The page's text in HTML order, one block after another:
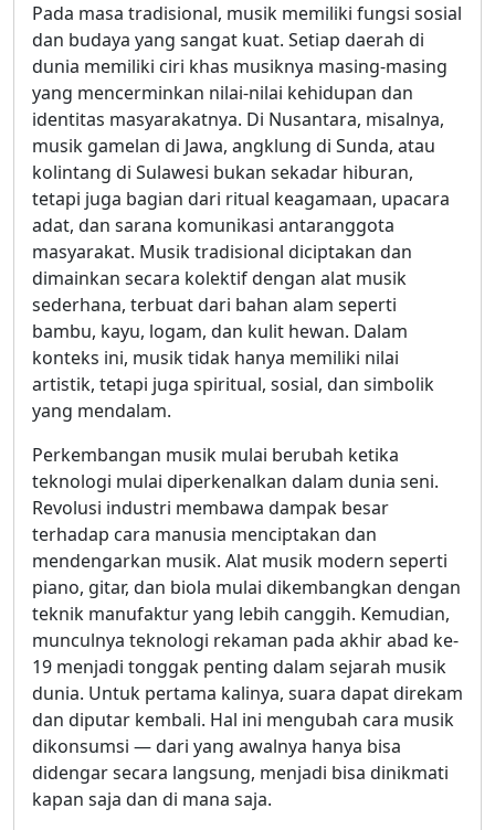
Pada masa tradisional, musik memiliki fungsi sosial
dan budaya yang sangat kuat. Setiap daerah di
dunia memiliki ciri khas musiknya masing-masing
yang mencerminkan nilai-nilai kehidupan dan
identitas masyarakatnya. Di Nusantara, misalnya,
musik gamelan di Jawa, angklung di Sunda, atau
kolintang di Sulawesi bukan sekadar hiburan,
tetapi juga bagian dari ritual keagamaan, upacara
adat, dan sarana komunikasi antaranggota
masyarakat. Musik tradisional diciptakan dan
dimainkan secara kolektif dengan alat musik
sederhana, terbuat dari bahan alam seperti
bambu, kayu, logam, dan kulit hewan. Dalam
konteks ini, musik tidak hanya memiliki nilai
artistik, tetapi juga spiritual, sosial, dan simbolik
yang mendalam.
Perkembangan musik mulai berubah ketika
teknologi mulai diperkenalkan dalam dunia seni.
Revolusi industri membawa dampak besar
terhadap cara manusia menciptakan dan
mendengarkan musik. Alat musik modern seperti
piano, gitar, dan biola mulai dikembangkan dengan
teknik manufaktur yang lebih canggih. Kemudian,
munculnya teknologi rekaman pada akhir abad ke-
19 menjadi tonggak penting dalam sejarah musik
dunia. Untuk pertama kalinya, suara dapat direkam
dan diputar kembali. Hal ini mengubah cara musik
dikonsumsi — dari yang awalnya hanya bisa
didengar secara langsung, menjadi bisa dinikmati
kapan saja dan di mana saja.